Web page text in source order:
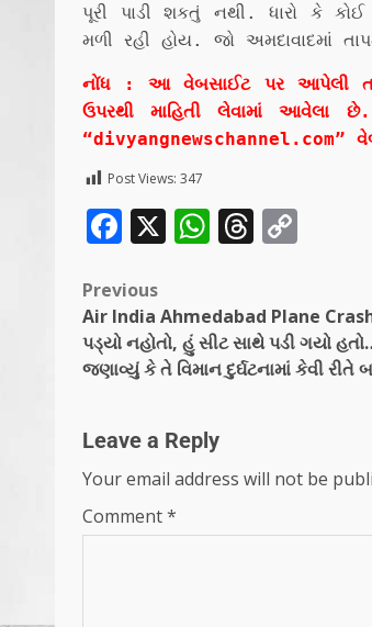
પૂરી પાડી શકતું નથી. ધારો કે
મળી રહી હોય. જો અમદાવાદમાં
નોંધ : આ વેબસાઈટ પર આપેલી તમામ
ઉપરથી માહિતી લેવામાં આવેલા
“divyangnewschannel.com”
Post Views: 347
Facebook
X WhatsApp
Threads
Previous
Air India Ahmedabad Plane Crash:
પડ્યો નહોતો, હું સીટ સાથે પડી ગયો
જણાવ્યું કે તે વિમાન દુર્ઘટનામાં કેવી રીતે
Leave a Reply
Your email address will not be
Comment*